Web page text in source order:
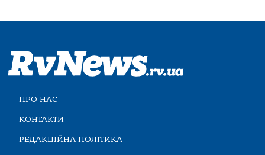
ПРО НАС
КОНТАКТИ
РЕДАКЦІЙНА ПОЛІТИКА